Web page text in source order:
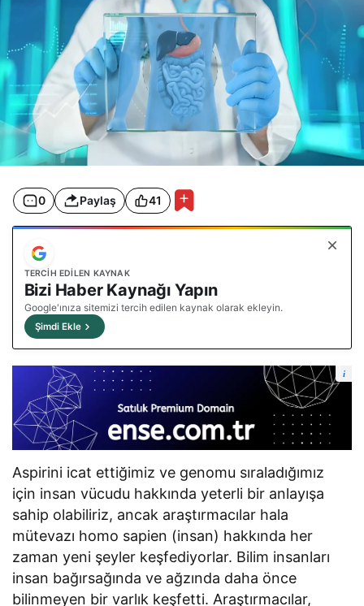
0 Paylaş 41
TERCIH EDILEN KAYNAK
Bizi Haber Kaynağı Yapın
Google'ınıza sitemizi tercih edilen kaynak olarak ekleyin.
Şimdi Ekle
i
Aspirini icat ettiğimiz ve genomu sıraladığımız
için insan vücudu hakkında yeterli bir anlayışa
sahip olabiliriz, ancak araştırmacılar hala
mütevazı homo sapien (insan) hakkında her
zaman yeni şeyler keşfediyorlar. Bilim insanları
insan bağırsağında ve ağzında daha önce
bilinmeyen bir varlık keşfetti. Araştırmacılar,